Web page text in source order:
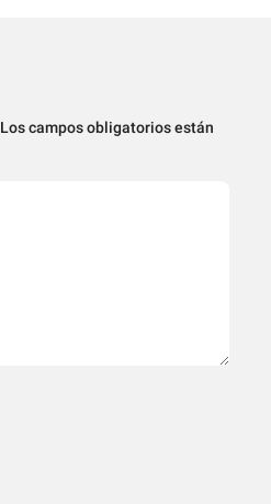
Los campos obligatorios están